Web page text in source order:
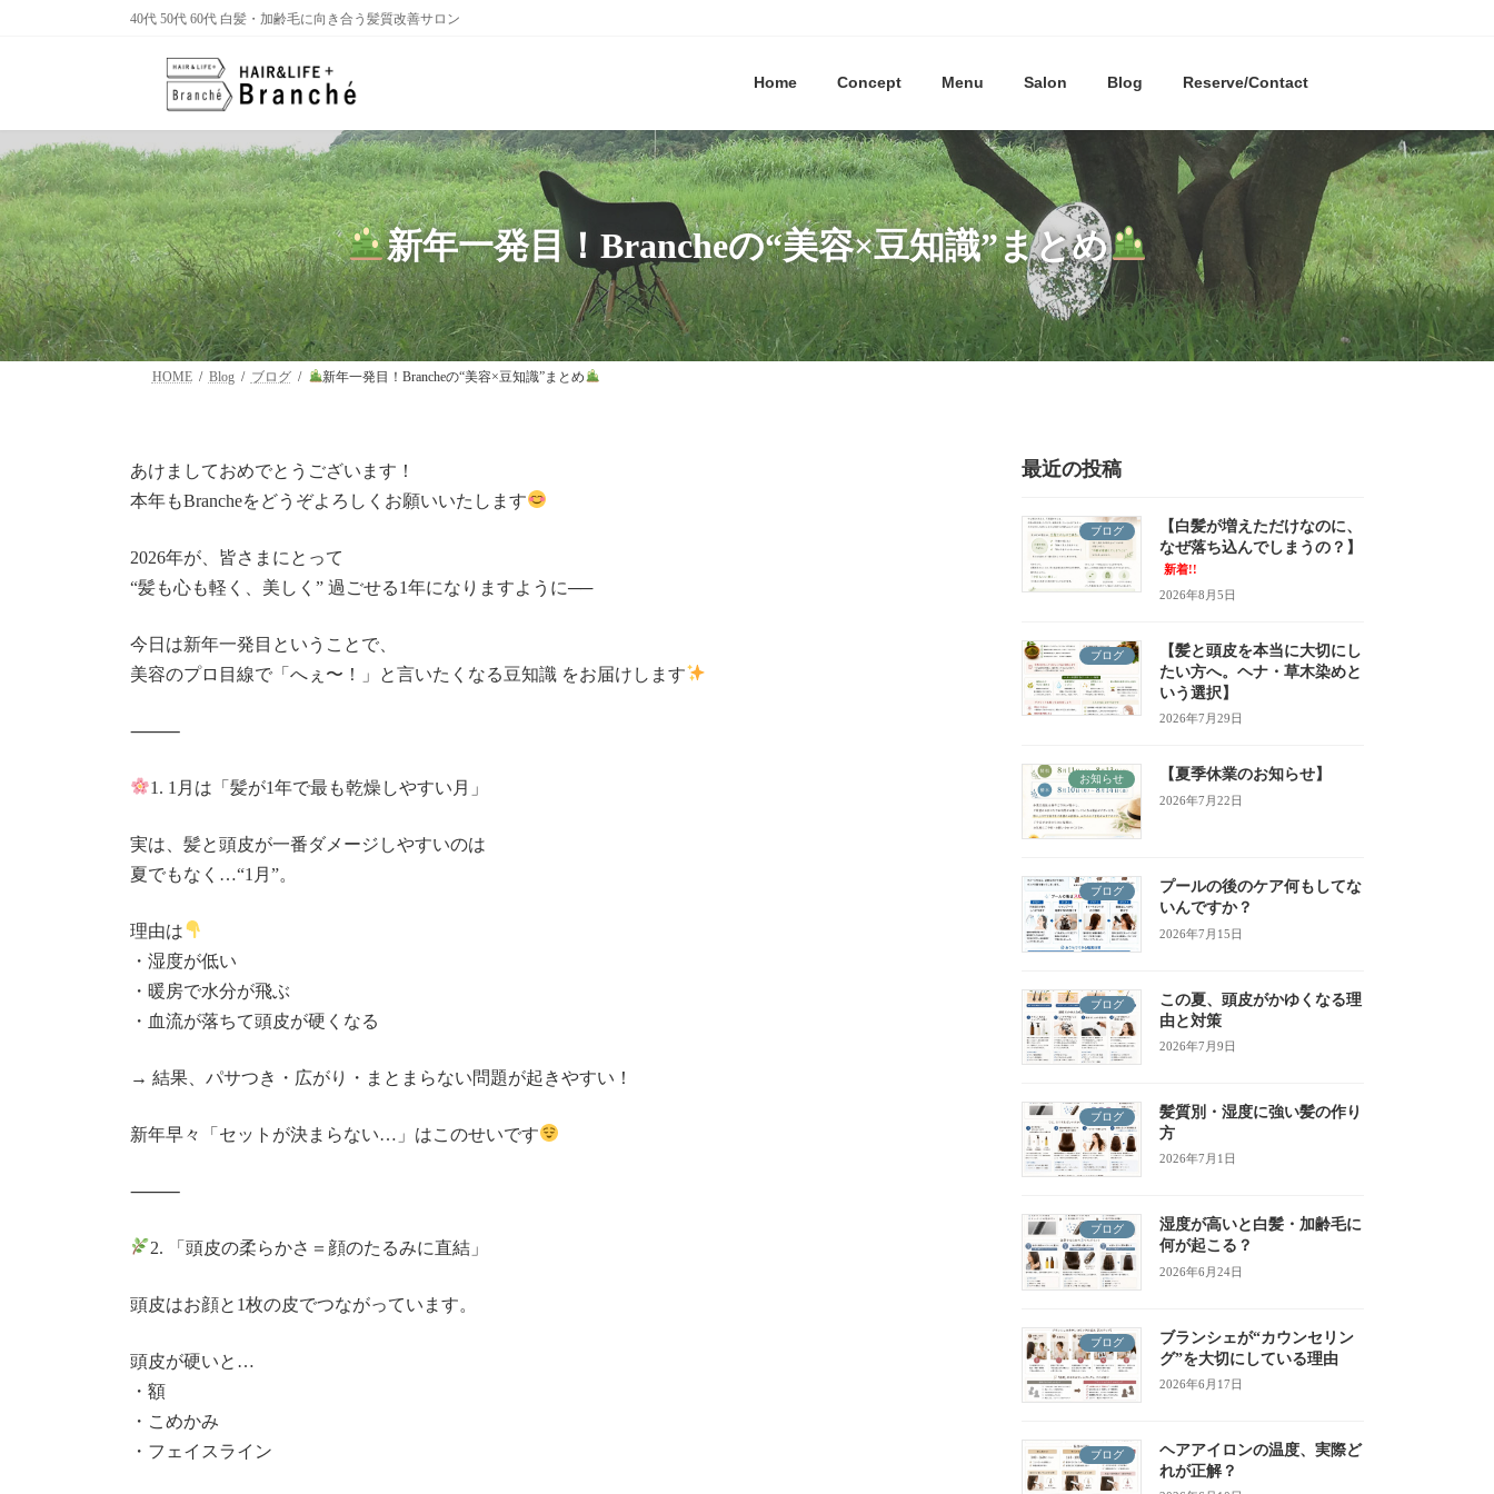
へ
ス
キ
ッ
プ
ョ
ン
に
移
動
40代 50代 60代 白髪・加齢毛に向き合う髪質改善サロン
Home Concept Menu Salon Blog Reserve/Contact
新年一発目！Brancheの“美容×豆知識”まとめ
HOME Blog ブログ 新年一発目！Brancheの“美容×豆知識”まとめ
あけましておめでとうございます！
本年もBrancheをどうぞよろしくお願いいたします
2026年が、皆さまにとって
“髪も心も軽く、美しく” 過ごせる1年になりますように──
今日は新年一発目ということで、
美容のプロ目線で「へぇ〜！」と言いたくなる豆知識 をお届けします
⸻
1. 1月は「髪が1年で最も乾燥しやすい月」
実は、髪と頭皮が一番ダメージしやすいのは
夏でもなく…“1月”。
理由は
・湿度が低い
・暖房で水分が飛ぶ
・血流が落ちて頭皮が硬くなる
→ 結果、パサつき・広がり・まとまらない問題が起きやすい！
新年早々「セットが決まらない…」はこのせいです
⸻
2. 「頭皮の柔らかさ＝顔のたるみに直結」
頭皮はお顔と1枚の皮でつながっています。
頭皮が硬いと…
・額
・こめかみ
・フェイスライン
最近の投稿
ブログ
【白髪が増えただけなのに、
なぜ落ち込んでしまうの？】
新着!!
2026年8月5日
ブログ
【髪と頭皮を本当に大切にし
たい方へ。ヘナ・草木染めと
いう選択】
2026年7月29日
お知らせ 【夏季休業のお知らせ】
2026年7月22日
ブログ
プールの後のケア何もしてな
いんですか？
2026年7月15日
ブログ
この夏、頭皮がかゆくなる理
由と対策
2026年7月9日
ブログ
髪質別・湿度に強い髪の作り
方
2026年7月1日
ブログ
湿度が高いと白髪・加齢毛に
何が起こる？
2026年6月24日
ブログ
ブランシェが“カウンセリン
グ”を大切にしている理由
2026年6月17日
ブログ
ヘアアイロンの温度、実際ど
れが正解？